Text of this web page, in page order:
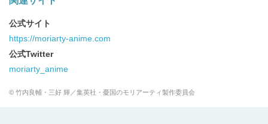
公式サイト
https://moriarty-anime.com
公式Twitter
moriarty_anime
© 竹内良輔・三好 輝／集英社・憂国のモリアーティ製作委員会